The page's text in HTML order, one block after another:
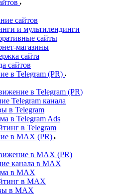
сайтов
и мультилендинги
сайты
магазины
сайта
сайтов
в Telegram (PR)
в Telegram (PR)
Telegram канала
в Telegram
в Telegram Ads
в Telegram
в MAX (PR)
в MAX (PR)
канала в MAX
в MAX
в MAX
в MAX